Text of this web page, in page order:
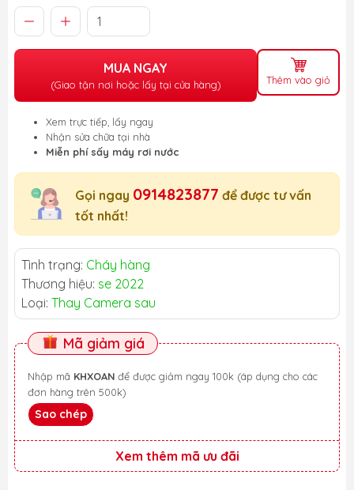
MUA NGAY
(Giao tận nơi hoặc lấy tại cửa hàng) Thêm vào giỏ
Xem trực tiếp, lấy ngay
Nhận sửa chữa tại nhà
Miễn phí sấy máy rơi nước
Gọi ngay 0914823877 để được tư vấn
tốt nhất!
Tình trạng: Cháy hàng
Thương hiệu: se 2022
Loại: Thay Camera sau
Mã giảm giá
Nhập mã KHXOAN
đơn hàng trên 500k)
Sao chép
Xem thêm mã ưu đãi